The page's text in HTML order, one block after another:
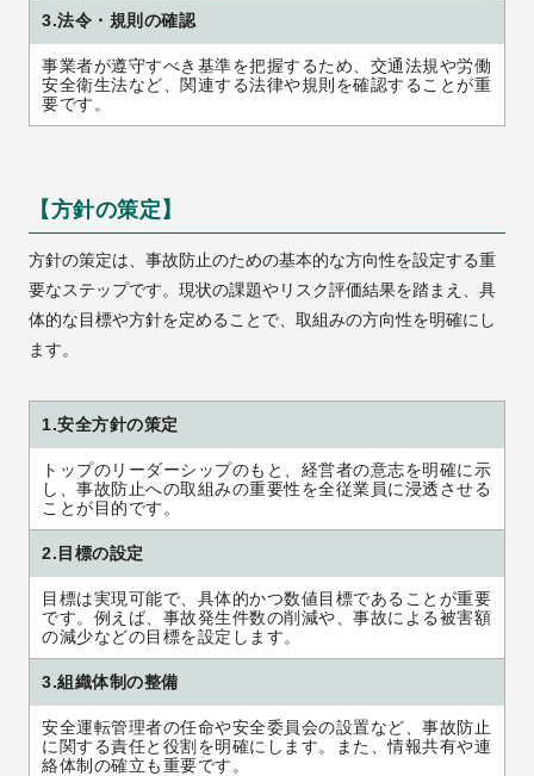
3.法令・規則の確認
事業者が遵守すべき基準を把握するため、交通法規や労働
安全衛生法など、関連する法律や規則を確認することが重
要です。
【方針の策定】
方針の策定は、事故防止のための基本的な方向性を設定する重
要なステップです。現状の課題やリスク評価結果を踏まえ、具
体的な目標や方針を定めることで、取組みの方向性を明確にし
ます。
1.安全方針の策定
トップのリーダーシップのもと、経営者の意志を明確に示
し、事故防止への取組みの重要性を全従業員に浸透させる
ことが目的です。
2.目標の設定
目標は実現可能で、具体的かつ数値目標であることが重要
です。例えば、事故発生件数の削減や、事故による被害額
の減少などの目標を設定します。
3.組織体制の整備
安全運転管理者の任命や安全委員会の設置など、事故防止
に関する責任と役割を明確にします。また、情報共有や連
絡体制の確立も重要です。